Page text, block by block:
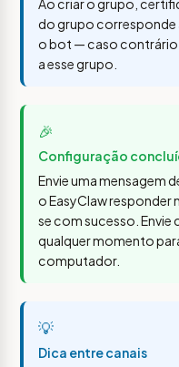
Ao criar o grupo,
do grupo corresponde
o bot — caso
a esse grupo.
🎉
Configuração
Envie uma mensagem
o EasyClaw responder
se com sucesso. Envie
qualquer momento
computador.
💡
Dica entre canais